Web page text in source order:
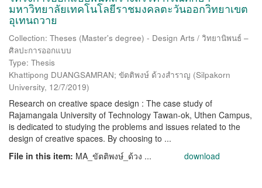
มหาวิทยาลัยเทคโนโลยีราชมงคลตะวันออกวิทยาเขต
อุเทนถวาย
Collection: Theses (Master's degree) - Design Arts / วิทยานิพนธ์ –
ศิลปะการออกแบบ
Type: Thesis
Khattipong DUANGSAMRAN; ขัตติพงษ์ ด้วงสำราญ (Silpakorn
University, 12/7/2019)
Research on creative space design : The case study of
Rajamangala University of Technology Tawan-ok, Uthen Campus,
is dedicated to studying the problems and issues related to the
design of creative spaces. By choosing to ...
File in this item: MA_ขัตติพงษ์_ด้วง ... download